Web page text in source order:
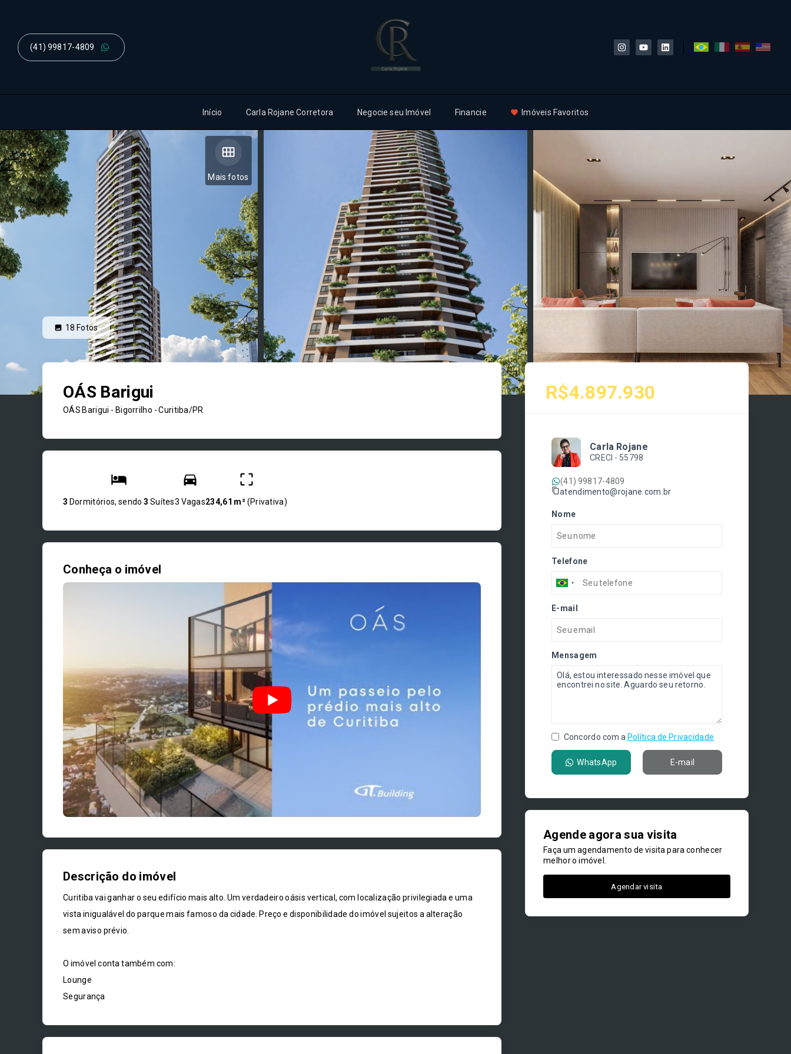
(41) 99817-4809
Início Carla Rojane Corretora Negocie seu Imóvel Financie Imóveis Favoritos
Mais fotos
18 Fotos
OÁS Barigui
OÁS Barigui - Bigorrilho - Curitiba/PR
3 Dormitórios, sendo3 Suítes3 Vagas234,61 m²(Privativa)
Conheça o imóvel
Descrição do imóvel
Curitiba vai ganhar o seu edifício mais alto. Um verdadeiro oásis vertical, com localização privilegiada e uma
vista inigualável do parque mais famoso da cidade. Preço e disponibilidade do imóvel sujeitos a alteração
sem aviso prévio.
O imóvel conta também com:
Lounge
Segurança
R$4.897.930
Carla Rojane
CRECI - 55798
(41) 99817-4809
atendimento@rojane.com.br
Nome
Telefone
E-mail
Mensagem
Concordo com a Política de Privacidade
WhatsApp E-mail
Agende agora sua visita
Faça um agendamento de visita para conhecer
melhor o imóvel.
Agendar visita